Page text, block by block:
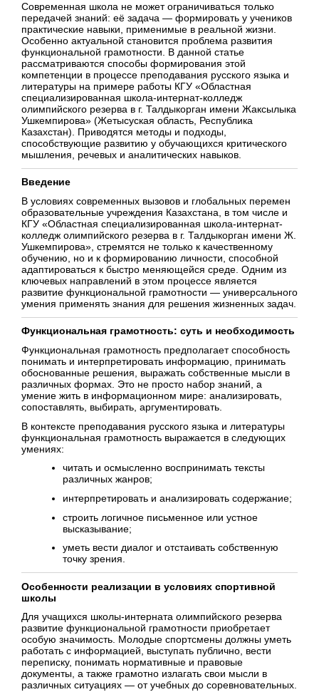
Современная школа не может ограничиваться только
передачей знаний: её задача — формировать у учеников
практические навыки, применимые в реальной жизни.
Особенно актуальной становится проблема развития
функциональной грамотности. В данной статье
рассматриваются способы формирования этой
компетенции в процессе преподавания русского языка и
литературы на примере работы КГУ «Областная
специализированная школа-интернат-колледж
олимпийского резерва в г. Талдыкорган имени Жаксылыка
Ушкемпирова» (Жетысуская область, Республика
Казахстан). Приводятся методы и подходы,
способствующие развитию у обучающихся критического
мышления, речевых и аналитических навыков.
Введение
В условиях современных вызовов и глобальных перемен
образовательные учреждения Казахстана, в том числе и
КГУ «Областная специализированная школа-интернат-
колледж олимпийского резерва в г. Талдыкорган имени Ж.
Ушкемпирова», стремятся не только к качественному
обучению, но и к формированию личности, способной
адаптироваться к быстро меняющейся среде. Одним из
ключевых направлений в этом процессе является
развитие функциональной грамотности — универсального
умения применять знания для решения жизненных задач.
Функциональная грамотность: суть и необходимость
Функциональная грамотность предполагает способность
понимать и интерпретировать информацию, принимать
обоснованные решения, выражать собственные мысли в
различных формах. Это не просто набор знаний, а
умение жить в информационном мире: анализировать,
сопоставлять, выбирать, аргументировать.
В контексте преподавания русского языка и литературы
функциональная грамотность выражается в следующих
умениях:
читать и осмысленно воспринимать тексты
различных жанров;
интерпретировать и анализировать содержание;
строить логичное письменное или устное
высказывание;
уметь вести диалог и отстаивать собственную
точку зрения.
Особенности реализации в условиях спортивной
школы
Для учащихся школы-интерната олимпийского резерва
развитие функциональной грамотности приобретает
особую значимость. Молодые спортсмены должны уметь
работать с информацией, выступать публично, вести
переписку, понимать нормативные и правовые
документы, а также грамотно излагать свои мысли в
различных ситуациях — от учебных до соревновательных.